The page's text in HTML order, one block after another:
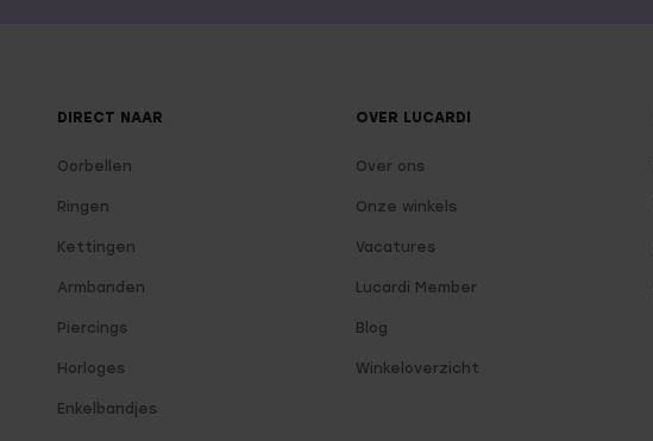
DIRECT NAAR
Oorbellen
Ringen
Kettingen
Armbanden
Piercings
Horloges
Enkelbandjes
OVER LUCARDI
Over ons
Onze winkels
Vacatures
Lucardi Member
Blog
Winkeloverzicht